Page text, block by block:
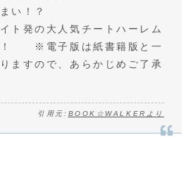
い！？
ト発の大人気チートハーレム
！ ※電子版は紙書籍版と一
ますので、あらかじめご了承
引用元: BOOK☆WALKERより